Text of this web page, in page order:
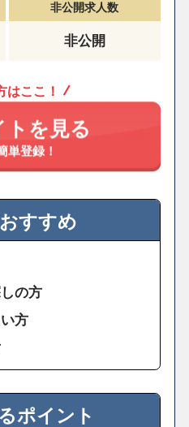
非公開求人数
非公開
はここ！
トを見る
単登録！
すすめ
の方
方
ポイント